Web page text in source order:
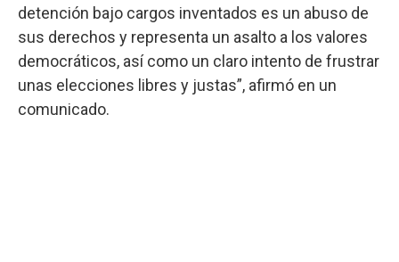
detención bajo cargos inventados es un abuso de
sus derechos y representa un asalto a los valores
democráticos, así como un claro intento de frustrar
unas elecciones libres y justas”, afirmó en un
comunicado.